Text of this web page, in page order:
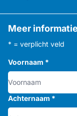
Meer
* = verplicht veld
Voornaam *
Achternaam *